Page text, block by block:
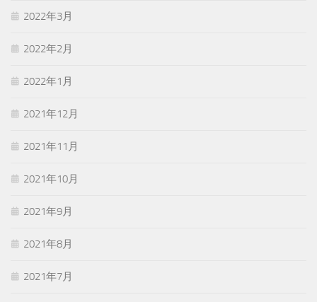
2022年3月
2022年2月
2022年1月
2021年12月
2021年11月
2021年10月
2021年9月
2021年8月
2021年7月